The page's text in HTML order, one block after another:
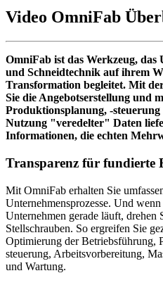
Video OmniFab
OmniFab ist das Werkzeug,
und Schneidtechnik auf ihrem
Transformation begleitet. Mit
Sie die Angebotserstellung und
Produktionsplanung, -
Nutzung "veredelter" Daten
Informationen, die echten
Transparenz für fundierte
Mit OmniFab erhalten Sie
Unternehmensprozesse. Und
Unternehmen gerade läuft, drehen
Stellschrauben. So ergreifen Sie
Optimierung der Betriebsführung,
steuerung, Arbeitsvorbereitung,
und Wartung.